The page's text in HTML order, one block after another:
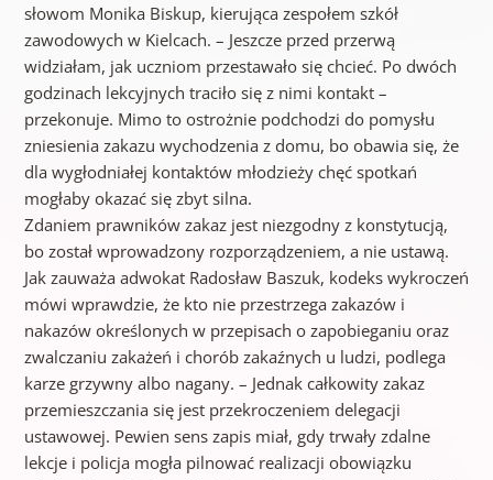
słowom Monika Biskup, kierująca zespołem szkół
zawodowych w Kielcach. – Jeszcze przed przerwą
widziałam, jak uczniom przestawało się chcieć. Po dwóch
godzinach lekcyjnych traciło się z nimi kontakt –
przekonuje. Mimo to ostrożnie podchodzi do pomysłu
zniesienia zakazu wychodzenia z domu, bo obawia się, że
dla wygłodniałej kontaktów młodzieży chęć spotkań
mogłaby okazać się zbyt silna.
Zdaniem prawników zakaz jest niezgodny z konstytucją,
bo został wprowadzony rozporządzeniem, a nie ustawą.
Jak zauważa adwokat Radosław Baszuk, kodeks wykroczeń
mówi wprawdzie, że kto nie przestrzega zakazów i
nakazów określonych w przepisach o zapobieganiu oraz
zwalczaniu zakażeń i chorób zakaźnych u ludzi, podlega
karze grzywny albo nagany. – Jednak całkowity zakaz
przemieszczania się jest przekroczeniem delegacji
ustawowej. Pewien sens zapis miał, gdy trwały zdalne
lekcje i policja mogła pilnować realizacji obowiązku